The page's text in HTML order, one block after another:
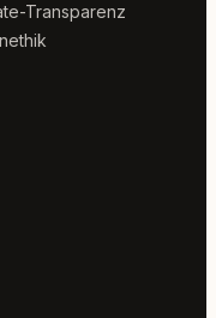
Transparenz